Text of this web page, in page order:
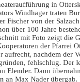
in
Windhager traten
Fischer von der
über 100 Jahre
mit Foto zeigt die
der Pfarrei
nachdem der
fehlschlug. Der
Elender. Dann
an Max Nader